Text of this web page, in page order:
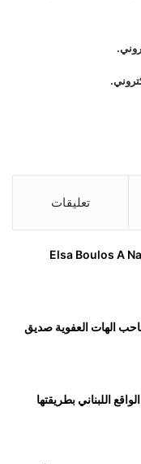
تعليقات
Elsa Boulos A
الهات العفوية صديق
اللبناني بطريقتها